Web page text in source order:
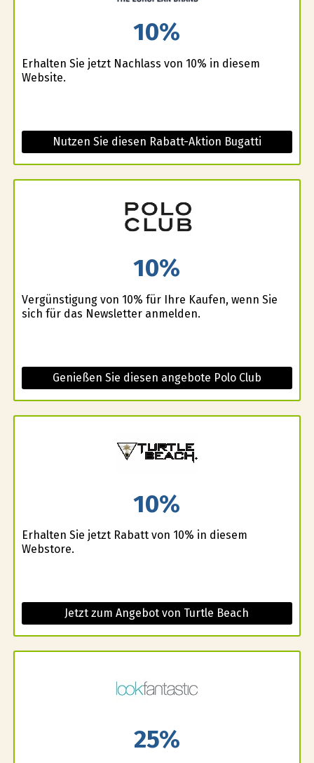
10%
Erhalten Sie jetzt Nachlass von 10% in diesem
Website.
Nutzen Sie diesen Rabatt-Aktion Bugatti
10%
Vergünstigung von 10% für Ihre Kaufen, wenn Sie
sich für das Newsletter anmelden.
Genießen Sie diesen angebote Polo Club
10%
Erhalten Sie jetzt Rabatt von 10% in diesem
Webstore.
Jetzt zum Angebot von Turtle Beach
25%